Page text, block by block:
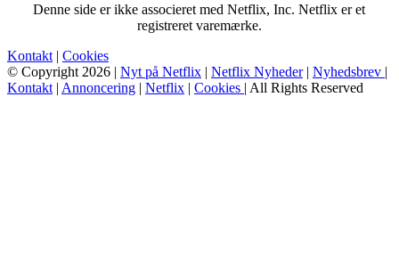
Denne side er ikke associeret med Netflix, Inc. Netflix er et
registreret varemærke.
Kontakt | Cookies
© Copyright 2026 | Nyt på Netflix | Netflix Nyheder| Nyhedsbrev |
Kontakt | Annoncering | Netflix | Cookies | All Rights Reserved